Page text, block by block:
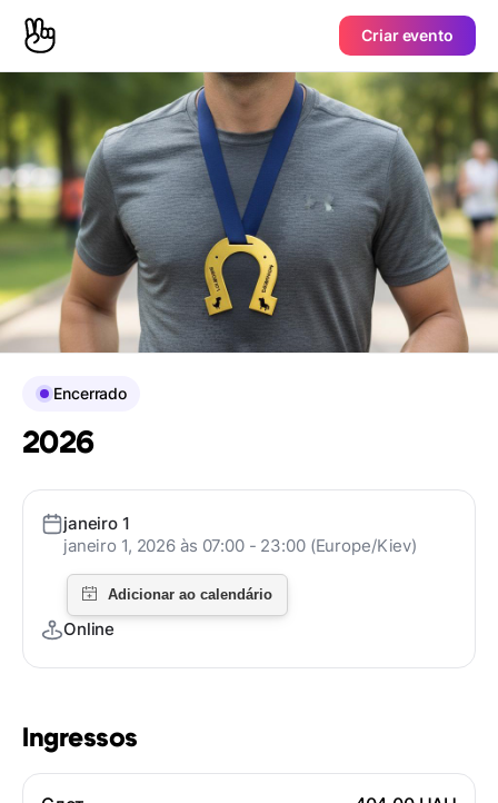
Criar evento
Ingressos
Encerrado
2026
janeiro 1
janeiro 1, 2026 às 07:00 - 23:00 (Europe/Kiev)
Online